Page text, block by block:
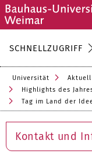
SCHNELLZUGRIFF
Universität Aktuell
Highlights des
Tag im Land der
Kontakt und